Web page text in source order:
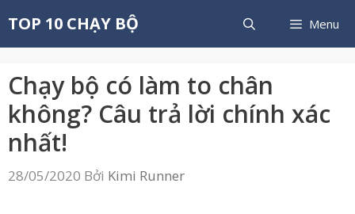
đến
nội
TOP 10 CHẠY BỘ Menu
Chạy bộ có làm to chân
không? Câu trả lời chính xác
nhất!
28/05/2020 Bởi Kimi Runner